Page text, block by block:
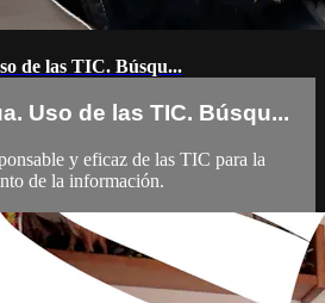
de las TIC. Búsqu...
Uso de las TIC. Búsqu...
y eficaz de las TIC para la
de la información.